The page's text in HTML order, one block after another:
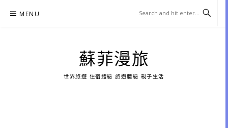
MENU
蘇菲漫旅
世界旅遊 住宿體驗 旅遊體驗 親子生活